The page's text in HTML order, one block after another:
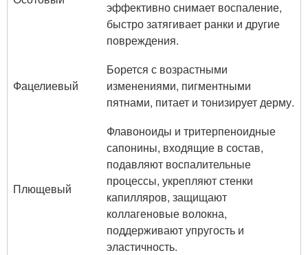
эффективно снимает воспаление,
быстро затягивает ранки и другие
повреждения.
Фацелиевый
Борется с возрастными
изменениями, пигментными
пятнами, питает и тонизирует дерму.
Плющевый
Флавоноиды и тритерпеноидные
сапонины, входящие в состав,
подавляют воспалительные
процессы, укрепляют стенки
капилляров, защищают
коллагеновые волокна,
поддерживают упругость и
эластичность.